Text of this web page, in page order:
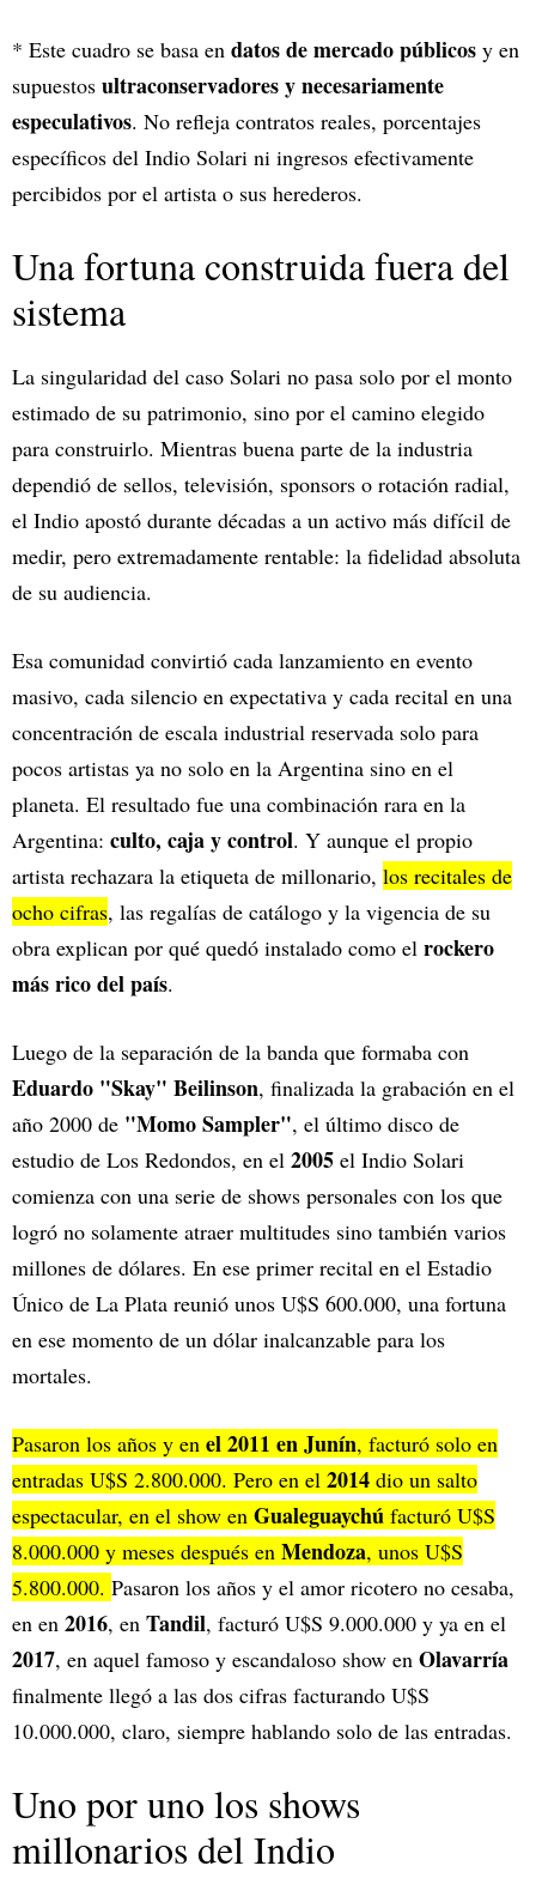
* Este cuadro se basa en datos de mercado públicos y en
supuestos ultraconservadores y necesariamente
especulativos. No refleja contratos reales, porcentajes
específicos del Indio Solari ni ingresos efectivamente
percibidos por el artista o sus herederos.
Una fortuna construida fuera del
sistema
La singularidad del caso Solari no pasa solo por el monto
estimado de su patrimonio, sino por el camino elegido
para construirlo. Mientras buena parte de la industria
dependió de sellos, televisión, sponsors o rotación radial,
el Indio apostó durante décadas a un activo más difícil de
medir, pero extremadamente rentable: la fidelidad absoluta
de su audiencia.
Esa comunidad convirtió cada lanzamiento en evento
masivo, cada silencio en expectativa y cada recital en una
concentración de escala industrial reservada solo para
pocos artistas ya no solo en la Argentina sino en el
planeta. El resultado fue una combinación rara en la
Argentina: culto, caja y control. Y aunque el propio
artista rechazara la etiqueta de millonario, los recitales de
ocho cifras, las regalías de catálogo y la vigencia de su
obra explican por qué quedó instalado como el rockero
más rico del país.
Luego de la separación de la banda que formaba con
Eduardo "Skay" Beilinson, finalizada la grabación en el
año 2000 de "Momo Sampler", el último disco de
estudio de Los Redondos, en el 2005 el Indio Solari
comienza con una serie de shows personales con los que
logró no solamente atraer multitudes sino también varios
millones de dólares. En ese primer recital en el Estadio
Único de La Plata reunió unos U$S 600.000, una fortuna
en ese momento de un dólar inalcanzable para los
mortales.
Pasaron los años y en el 2011 en Junín, facturó solo en
entradas U$S 2.800.000. Pero en el 2014 dio un salto
espectacular, en el show en Gualeguaychú facturó U$S
8.000.000 y meses después en Mendoza, unos U$S
5.800.000. Pasaron los años y el amor ricotero no cesaba,
en en 2016, en Tandil, facturó U$S 9.000.000 y ya en el
2017, en aquel famoso y escandaloso show en Olavarría
finalmente llegó a las dos cifras facturando U$S
10.000.000, claro, siempre hablando solo de las entradas.
Uno por uno los shows
millonarios del Indio